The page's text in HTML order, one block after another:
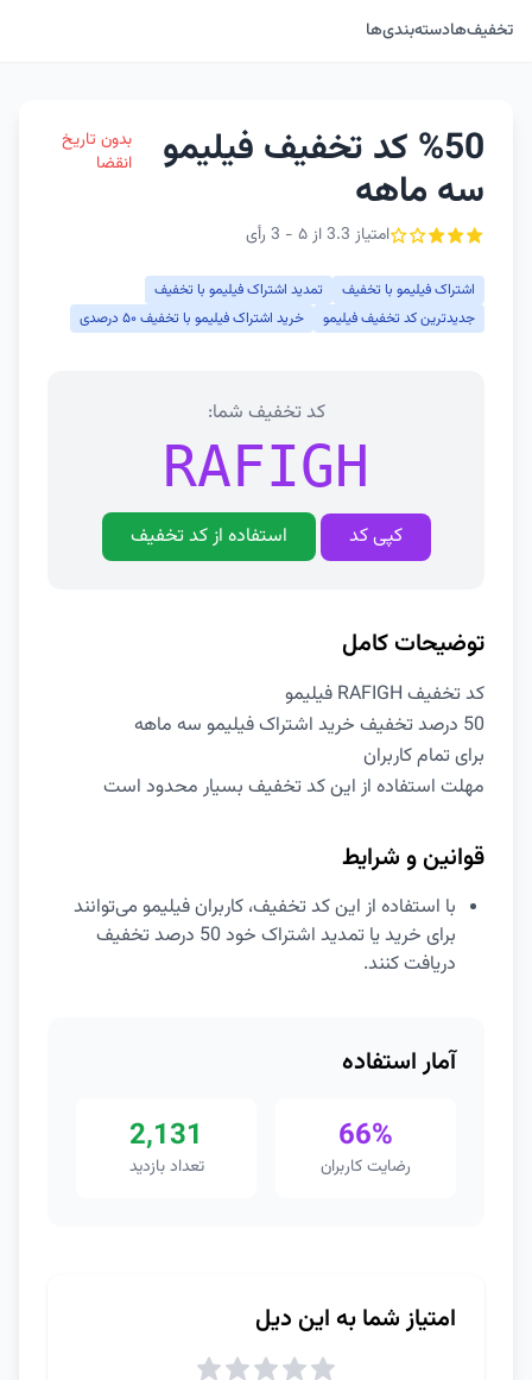
تخفیف‌هادسته‌بندی‌ها
%50 کد تخفیف فیلیمو
سه ماهه
امتیاز 3.3 از ۵ - 3 رأی
بدون تاریخ
انقضا
اشتراک فیلیمو با تخفیف
تمدید اشتراک فیلیمو با تخفیف
جدیدترین کد تخفیف فیلیمو
خرید اشتراک فیلیمو با تخفیف ۵۰ درصدی
کد تخفیف شما:
RAFIGH
کپی کد استفاده از کد تخفیف
توضیحات کامل
کد تخفیف RAFIGH فیلیمو
50 درصد تخفیف خرید اشتراک فیلیمو سه ماهه
برای تمام کاربران
مهلت استفاده از این کد تخفیف بسیار محدود است
قوانین و شرایط
با استفاده از این کد تخفیف، کاربران فیلیمو می‌توانند
برای خرید یا تمدید اشتراک خود 50 درصد تخفیف
دریافت کنند.
آمار استفاده
66%
رضایت کاربران
2,131
تعداد بازدید
امتیاز شما به این دیل